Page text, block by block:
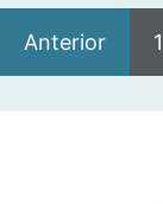
Anterior 1